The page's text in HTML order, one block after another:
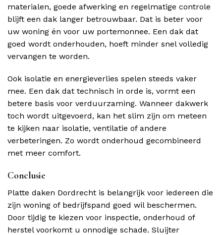
materialen, goede afwerking en regelmatige controle
blijft een dak langer betrouwbaar. Dat is beter voor
uw woning én voor uw portemonnee. Een dak dat
goed wordt onderhouden, hoeft minder snel volledig
vervangen te worden.
Ook isolatie en energieverlies spelen steeds vaker
mee. Een dak dat technisch in orde is, vormt een
betere basis voor verduurzaming. Wanneer dakwerk
toch wordt uitgevoerd, kan het slim zijn om meteen
te kijken naar isolatie, ventilatie of andere
verbeteringen. Zo wordt onderhoud gecombineerd
met meer comfort.
Conclusie
Platte daken Dordrecht is belangrijk voor iedereen die
zijn woning of bedrijfspand goed wil beschermen.
Door tijdig te kiezen voor inspectie, onderhoud of
herstel voorkomt u onnodige schade. Sluijter